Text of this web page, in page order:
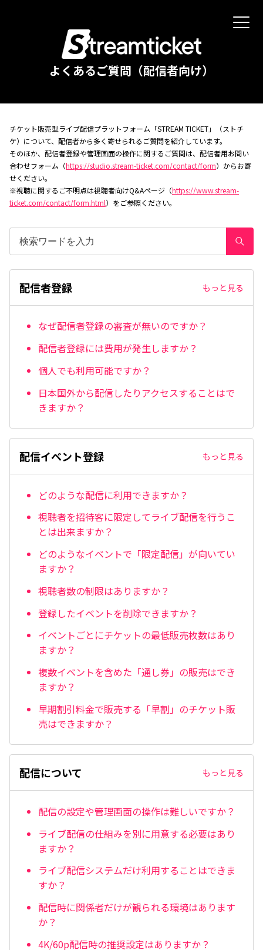
よくあるご質問（配信者向け）
チケット販売型ライブ配信プラットフォーム「STREAM TICKET」（ストチ
ケ）について、配信者から多く寄せられるご質問を紹介しています。
そのほか、配信者登録や管理画面の操作に関するご質問は、配信者用お問い
合わせフォーム（https://studio.stream-ticket.com/contact/form）からお寄
せください。
※視聴に関するご不明点は視聴者向けQ&Aページ（https://www.stream-
ticket.com/contact/form.html）をご参照ください。
配信者登録 もっと見る
なぜ配信者登録の審査が無いのですか？
配信者登録には費用が発生しますか？
個人でも利用可能ですか？
日本国外から配信したりアクセスすることはで
きますか？
配信イベント登録 もっと見る
どのような配信に利用できますか？
視聴者を招待客に限定してライブ配信を行うこ
とは出来ますか？
どのようなイベントで「限定配信」が向いてい
ますか？
視聴者数の制限はありますか？
登録したイベントを削除できますか？
イベントごとにチケットの最低販売枚数はあり
ますか？
複数イベントを含めた「通し券」の販売はでき
ますか？
早期割引料金で販売する「早割」のチケット販
売はできますか？
配信について もっと見る
配信の設定や管理画面の操作は難しいですか？
ライブ配信の仕組みを別に用意する必要はあり
ますか？
ライブ配信システムだけ利用することはできま
すか？
配信時に関係者だけが観られる環境はあります
か？
4K/60p配信時の推奨設定はありますか？